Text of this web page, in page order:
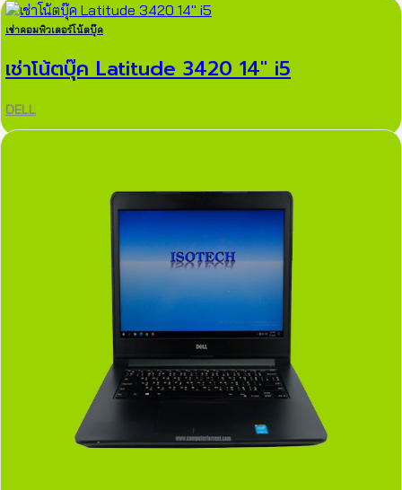
เช่าคอมพิวเตอร์โน้ตบุ๊ค
เช่าโน้ตบุ๊ค Latitude 3420 14″ i5
DELL